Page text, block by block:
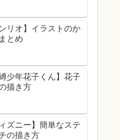
ンリオ】イラストのか
とめ
縛少年花子くん】花子
描き方
ィズニー】簡単なステ
の描き方